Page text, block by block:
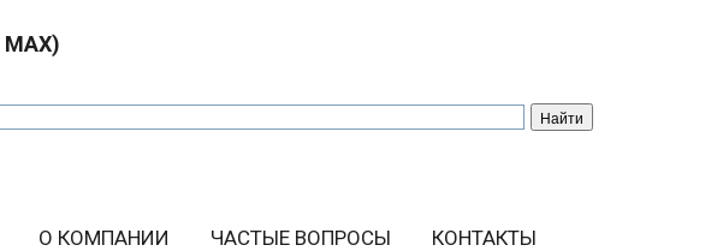
О КОМПАНИИ ЧАСТЫЕ ВОПРОСЫ КОНТАКТЫ